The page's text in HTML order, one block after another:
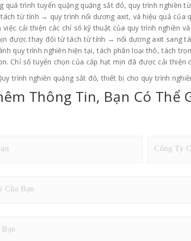
quá trình tuyển quặng quặng sắt đỏ, quy trình nghiền
từ tính → quy trình nổi dương axit, và hiệu quả của
việc cải thiện các chỉ số kỹ thuật của quy trình nghiền
được thay đổi từ tách từ tính → nổi dương axit sang
quy trình nghiền hiện tại, tách phân loại thô, tách
Chỉ số tuyển chọn của cấp hạt mịn đã được cải thiện
trình nghiền quặng sắt đỏ, thiết bị cho quy trình
Thông Tin, Bạn Có Thể